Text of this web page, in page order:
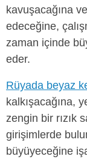
kavuşacağına
edeceğine,
zaman içinde
eder.
Rüyada beyaz
kalkışacağına,
zengin bir rızık
girişimlerde
büyüyeceğine